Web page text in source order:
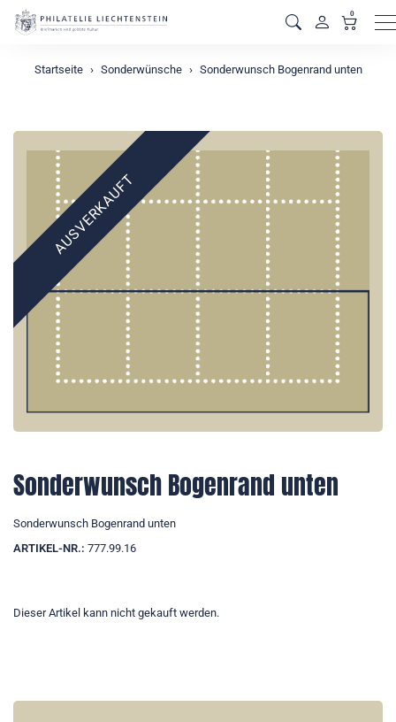
0
Startseite Sonderwünsche Sonderwunsch Bogenrand unten
AUSVERKAUFT
Sonderwunsch Bogenrand unten
Sonderwunsch Bogenrand unten
ARTIKEL-NR.: 777.99.16
Dieser Artikel kann nicht gekauft werden.